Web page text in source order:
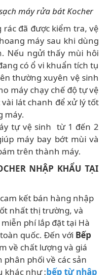
máy rửa bát Kocher
đã được kiểm tra, vệ
máy sau khi dùng
Nếu ngửi thấy mùi hôi
có ổ vi khuẩn tích tụ
thường xuyên vệ sinh
máy chạy chế độ tự vệ
lát chanh để xử lý tốt
máy.
tự vệ sinh từ 1 đến 2
máy bay bớt mùi và
trên thành máy.
NHẬP KHẨU TẠI
kết bán hàng nhập
nhất thị trường, và
phí lắp đặt tại Hà
quốc. Đến với Bếp
về chất lượng và giá
phân phối về các sản
khác như :bếp từ nhập